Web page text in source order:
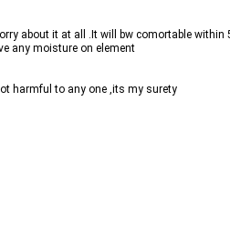
about it at all .It will bw comortable
any moisture on element
harmful to any one ,its my surety